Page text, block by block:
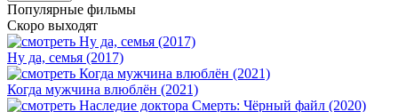
Популярные фильмы
Скоро выходят
Ну да, семья (2017)
Когда мужчина влюблён (2021)